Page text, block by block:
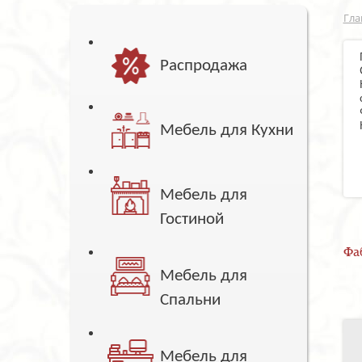
Распродажа
Мебель для Кухни
Мебель для
Гостиной
Мебель для
Спальни
Мебель для